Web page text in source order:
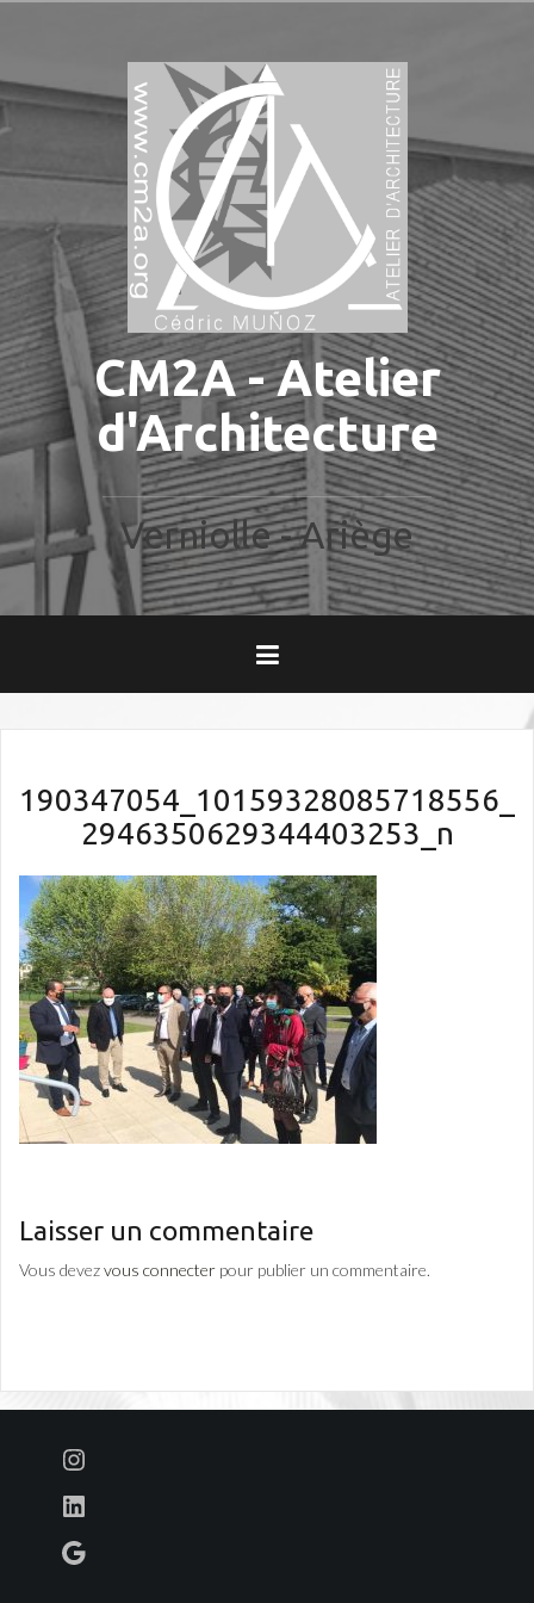
principal
CM2A - Atelier
d'Architecture
Verniolle - Ariège
190347054_10159328085718556_
2946350629344403253_n
Laisser un commentaire
Vous devezvous connecter pour publier un commentaire.
Instagram
LinkedIn
Google